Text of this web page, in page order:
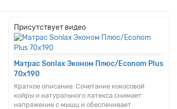
Присутствует видео
Матрас Sonlax Эконом Плюс/Econom Plus
70x190
Краткое описание: Сочетание кокосовой
койры и натурального латекса снимает
напряжение с мышц и обеспечивает